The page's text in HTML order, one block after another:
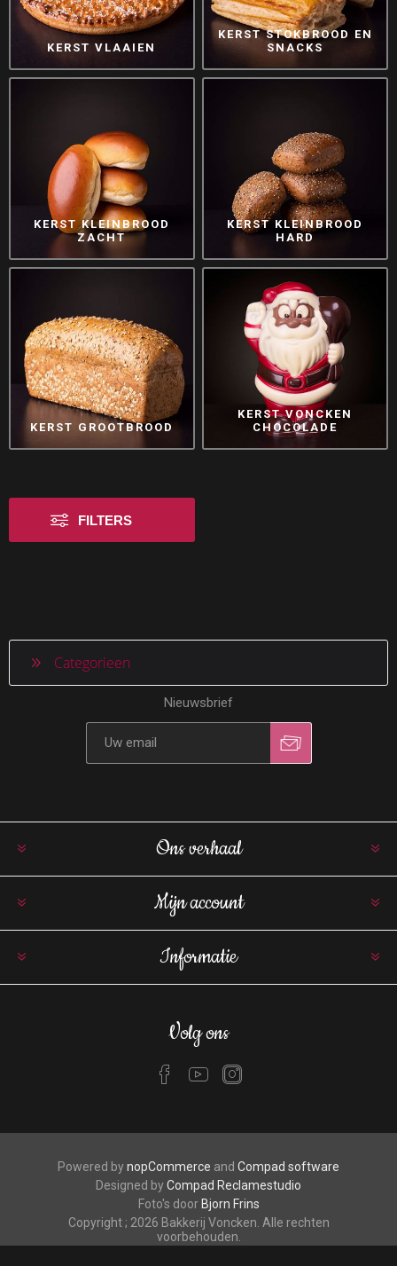
KERST VLAAIEN
KERST STOKBROOD EN
SNACKS
KERST KLEINBROOD
ZACHT
KERST KLEINBROOD
HARD
KERST GROOTBROOD
KERST VONCKEN
CHOCOLADE
FILTERS
Categorieen
Nieuwsbrief
Ons verhaal
Mijn account
Informatie
Volg ons
Powered bynopCommerce and Compad software
Designed byCompad Reclamestudio
Foto's doorBjorn Frins
Copyright ; 2026 Bakkerij Voncken. Alle rechten
voorbehouden.